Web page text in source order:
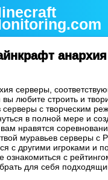
.com
серверы,
любите строить и
серверы с творческим
в полной мере и
нравятся
муравьев серверы с
с другими игроками и
ознакомиться с
для себя